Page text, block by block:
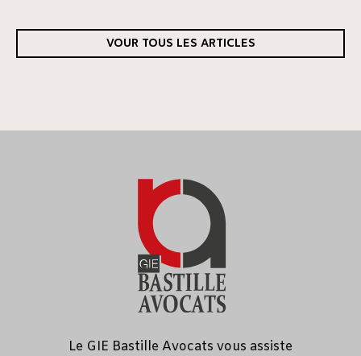
VOUR TOUS LES ARTICLES
Le GIE Bastille Avocats vous assiste